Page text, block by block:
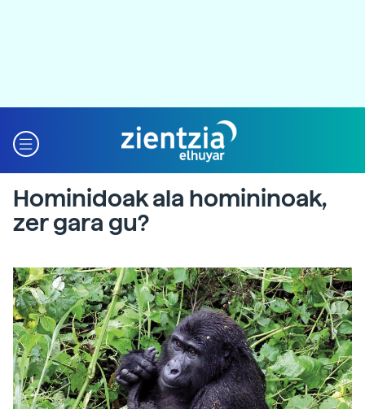
Hominidoak ala homininoak,
zer gara gu?